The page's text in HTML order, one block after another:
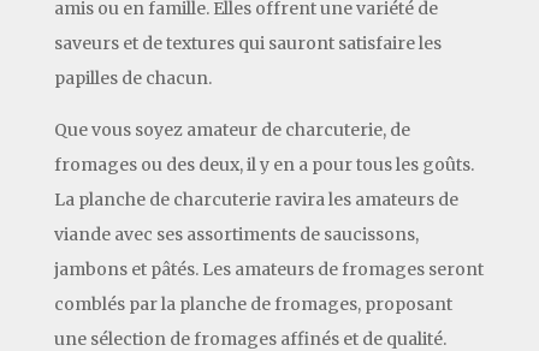
amis ou en famille. Elles offrent une variété de
saveurs et de textures qui sauront satisfaire les
papilles de chacun.
Que vous soyez amateur de charcuterie, de
fromages ou des deux, il y en a pour tous les goûts.
La planche de charcuterie ravira les amateurs de
viande avec ses assortiments de saucissons,
jambons et pâtés. Les amateurs de fromages seront
comblés par la planche de fromages, proposant
une sélection de fromages affinés et de qualité.